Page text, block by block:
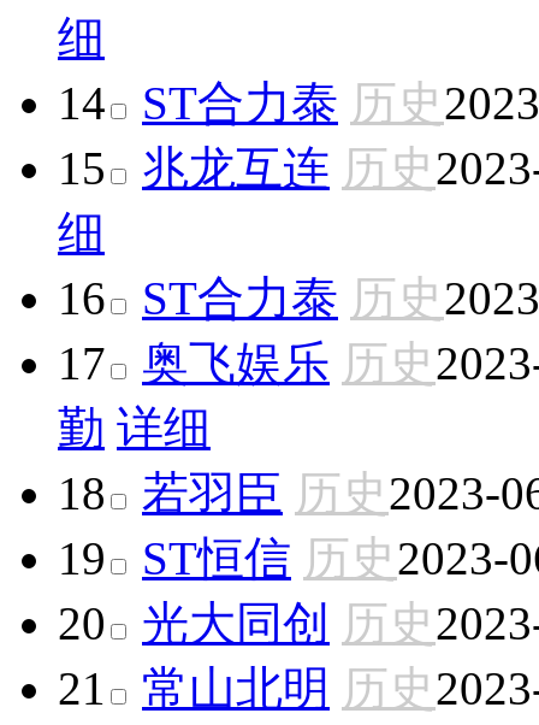
细
14
ST合力泰 历史
15
兆龙互连 历史
细
16
ST合力泰 历史
17
奥飞娱乐 历史
勤 详细
18
若羽臣 历史2023-
19
ST恒信 历史2023-
20
光大同创 历史
21
常山北明 历史